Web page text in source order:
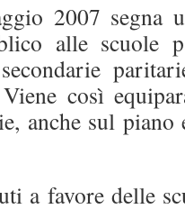
2007 segna
alle scuole
così
anche sul piano
a favore delle